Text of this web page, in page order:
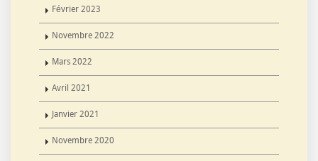
Février 2023
Novembre 2022
Mars 2022
Avril 2021
Janvier 2021
Novembre 2020